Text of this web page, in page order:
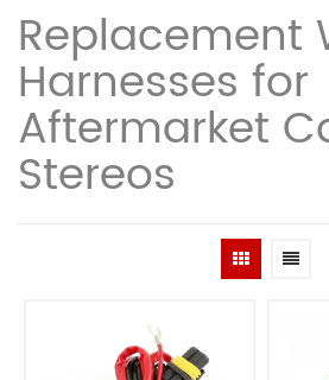
Replacement
Harnesses for
Aftermarket
Stereos